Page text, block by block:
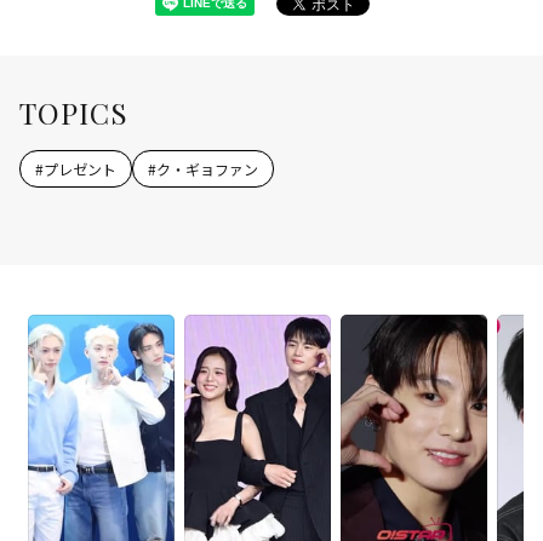
TOPICS
#プレゼント #ク・ギョファン